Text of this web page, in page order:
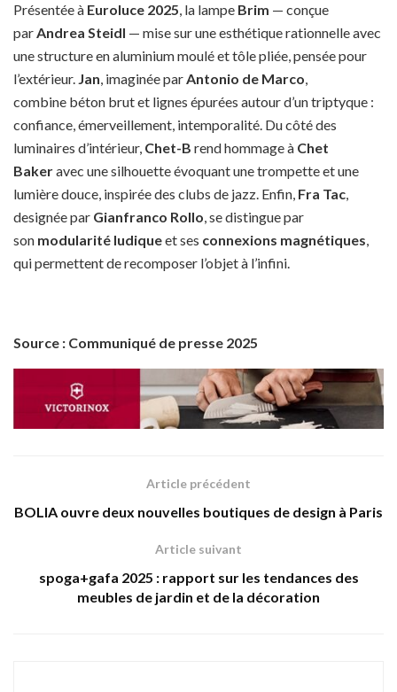
Présentée à Euroluce 2025, la lampe Brim — conçue
parAndrea Steidl — mise sur une esthétique rationnelle avec
une structure en aluminium moulé et tôle pliée, pensée pour
l’extérieur. Jan, imaginée parAntonio de Marco,
combine béton brut et lignes épurées autour d’un triptyque :
confiance, émerveillement, intemporalité. Du côté des
luminaires d’intérieur, Chet-B rend hommage à Chet
Bakeravec une silhouette évoquant une trompette et une
lumière douce, inspirée des clubs de jazz. Enfin, Fra Tac,
designée par Gianfranco Rollo, se distingue par
son modularité ludiqueet ses connexions magnétiques,
qui permettent de recomposer l’objet à l’infini.
Source : Communiqué de presse 2025
Article précédent
BOLIA ouvre deux nouvelles boutiques de design à Paris
Article suivant
spoga+gafa 2025 : rapport sur les tendances des
meubles de jardin et de la décoration